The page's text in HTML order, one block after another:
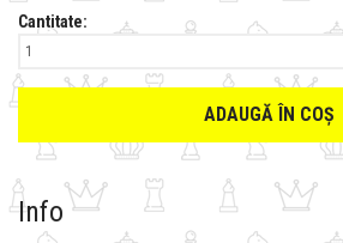
Cantitate:
ADAUGĂ ÎN COȘ
Info